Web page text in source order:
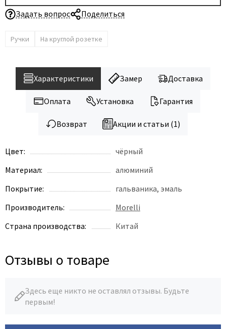
Fimet
Griffwerk
Hausdoors
Komfort Doors
Legend
Lockstyle
Luxor
Milyana
Ofram
Optima Porte
Задать вопрос
Поделиться
Ручки На круглой розетке
Характеристики Замер Доставка
Оплата Установка Гарантия
Возврат Акции и статьи (1)
Цвет:
чёрный
Материал:
алюминий
Покрытие:
гальваника, эмаль
Производитель:
Morelli
Страна производства:
Китай
Отзывы о товаре
Здесь еще никто не оставлял отзывы. Будьте
первым!